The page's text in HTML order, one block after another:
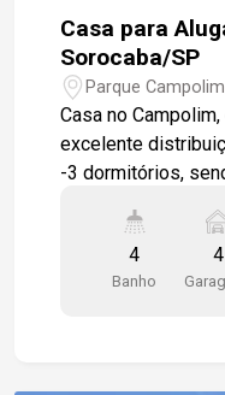
Casa para Alugar no Parque Campolim,
Sorocaba/SP
Parque
Casa no
excelente
-3 dormitórios,
Lavanderia -
Espaço gourmet
-6 vagas de garagem Ideal para quem
4
Banho
4